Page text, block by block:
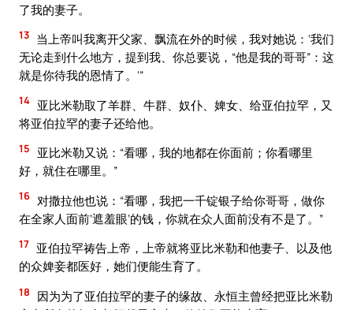
了我的妻子。
13 当上帝叫我离开父家、飘流在外的时候，我对她说：‘我们
无论走到什么地方，提到我、你总要说，“他是我的哥哥”：这
就是你待我的恩情了。’”
14 亚比米勒取了羊群、牛群、奴仆、婢女、给亚伯拉罕，又
将亚伯拉罕的妻子还给他。
15
亚比米勒又说：“看哪，我的地都在你面前；你看哪里
好，就住在哪里。”
16 对撒拉他也说：“看哪，我把一千锭银子给你哥哥，做你
在全家人面前‘遮羞眼’的钱，你就在众人面前没有不是了。”
17 亚伯拉罕祷告上帝，上帝就将亚比米勒和他妻子、以及他
的众婢妾都医好，她们便能生育了。
18
因为为了亚伯拉罕的妻子的缘故、永恒主曾经把亚比米勒